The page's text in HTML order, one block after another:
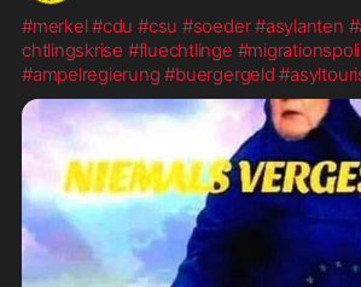
#merkel#cdu #csu #soeder#asylanten
chtlingskrise #fluechtlinge
#ampelregierung #buergergeld